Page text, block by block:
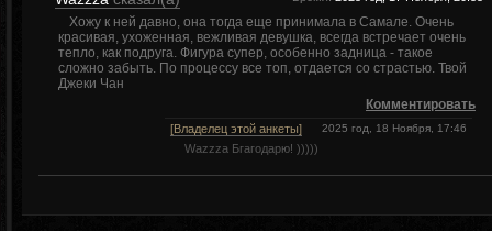
Хожу к ней давно, она тогда еще принимала в Самале. Очень
красивая, ухоженная, вежливая девушка, всегда встречает очень
тепло, как подруга. Фигура супер, особенно задница - такое
сложно забыть. По процессу все топ, отдается со страстью. Твой
Джеки Чан
Комментировать
[Владелец этой анкеты] 2025 год, 18 Ноября, 17:46
Wazzza Бгагодарю! )))))